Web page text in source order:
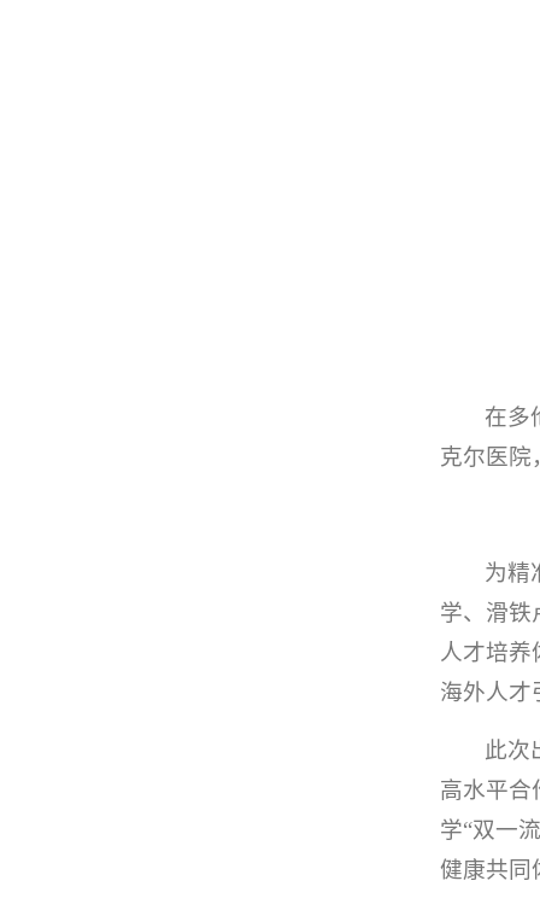
在多
克尔医院
为精
学、滑铁
人才培养
海外人才
此次
高水平合
学“双一
健康共同